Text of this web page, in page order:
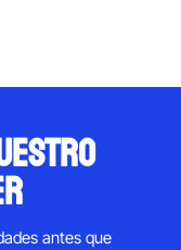
antes que